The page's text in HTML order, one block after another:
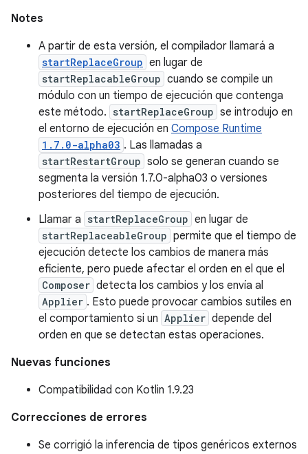
Notes
A partir de esta versión, el compilador llamará a
startReplaceGroup en lugar de
startReplacableGroup cuando se compile un
módulo con un tiempo de ejecución que contenga
este método. startReplaceGroup se introdujo en
el entorno de ejecución en Compose Runtime
1.7.0-alpha03 . Las llamadas a
startRestartGroup solo se generan cuando se
segmenta la versión 1.7.0-alpha03 o versiones
posteriores del tiempo de ejecución.
Llamar a startReplaceGroup en lugar de
startReplaceableGroup permite que el tiempo de
ejecución detecte los cambios de manera más
eficiente, pero puede afectar el orden en el que el
Composer detecta los cambios y los envía al
Applier . Esto puede provocar cambios sutiles en
el comportamiento si un Applier depende del
orden en que se detectan estas operaciones.
Nuevas funciones
Compatibilidad con Kotlin 1.9.23
Correcciones de errores
Se corrigió la inferencia de tipos genéricos externos